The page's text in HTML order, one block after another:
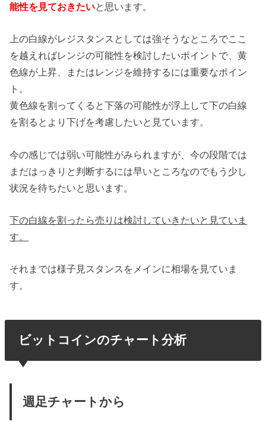
能性を見ておきたいと思います。
上の白線がレジスタンスとしては強そうなところでここ
を越えればレンジの可能性を検討したいポイントで、黄
色線が上昇、またはレンジを維持するには重要なポイン
ト。
黄色線を割ってくると下落の可能性が浮上して下の白線
を割るとより下げを考慮したいと見ています。
今の感じでは弱い可能性がみられますが、今の段階では
まだはっきりと判断するには早いところなのでもう少し
状況を待ちたいと思います。
下の白線を割ったら売りは検討していきたいと見ていま
す。
それまでは様子見スタンスをメインに相場を見ていま
す。
ビットコインのチャート分析
週足チャートから